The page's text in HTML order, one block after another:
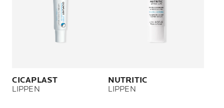
CICAPLAST
LIPPEN
NUTRITIC
LIPPEN